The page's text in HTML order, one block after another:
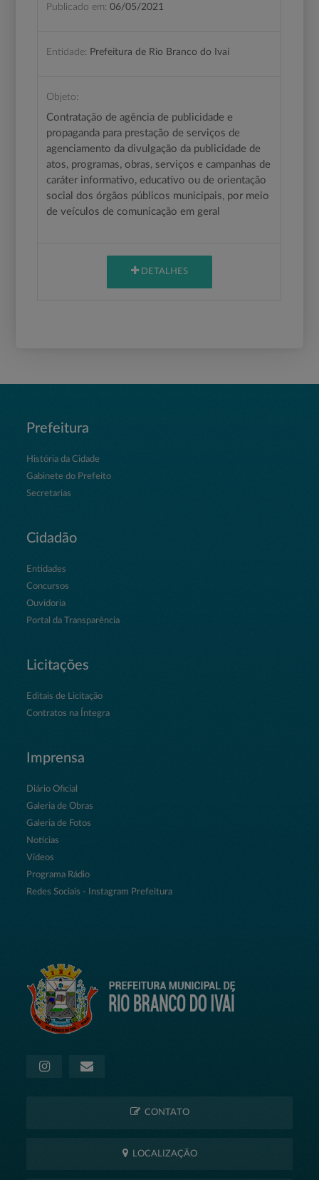
Publicado em: 06/05/2021
Entidade: Prefeitura de Rio Branco do Ivaí
Objeto:
Contratação de agência de publicidade e
propaganda para prestação de serviços de
agenciamento da divulgação da publicidade de
atos, programas, obras, serviços e campanhas de
caráter informativo, educativo ou de orientação
social dos órgãos públicos municipais, por meio
de veículos de comunicação em geral
DETALHES
Prefeitura
História da Cidade
Gabinete do Prefeito
Secretarias
Cidadão
Entidades
Concursos
Ouvidoria
Portal da Transparência
Licitações
Editais de Licitação
Contratos na Íntegra
Imprensa
Diário Oficial
Galeria de Obras
Galeria de Fotos
Notícias
Vídeos
Programa Rádio
Redes Sociais - Instagram Prefeitura
CONTATO
LOCALIZAÇÃO